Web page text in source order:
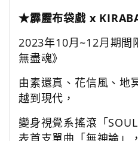
★霹靂布袋戲 x
2023年10月~12月期間
無盡魂》
由素還真、花信風、地
越到現代，
變身視覺系搖滾「